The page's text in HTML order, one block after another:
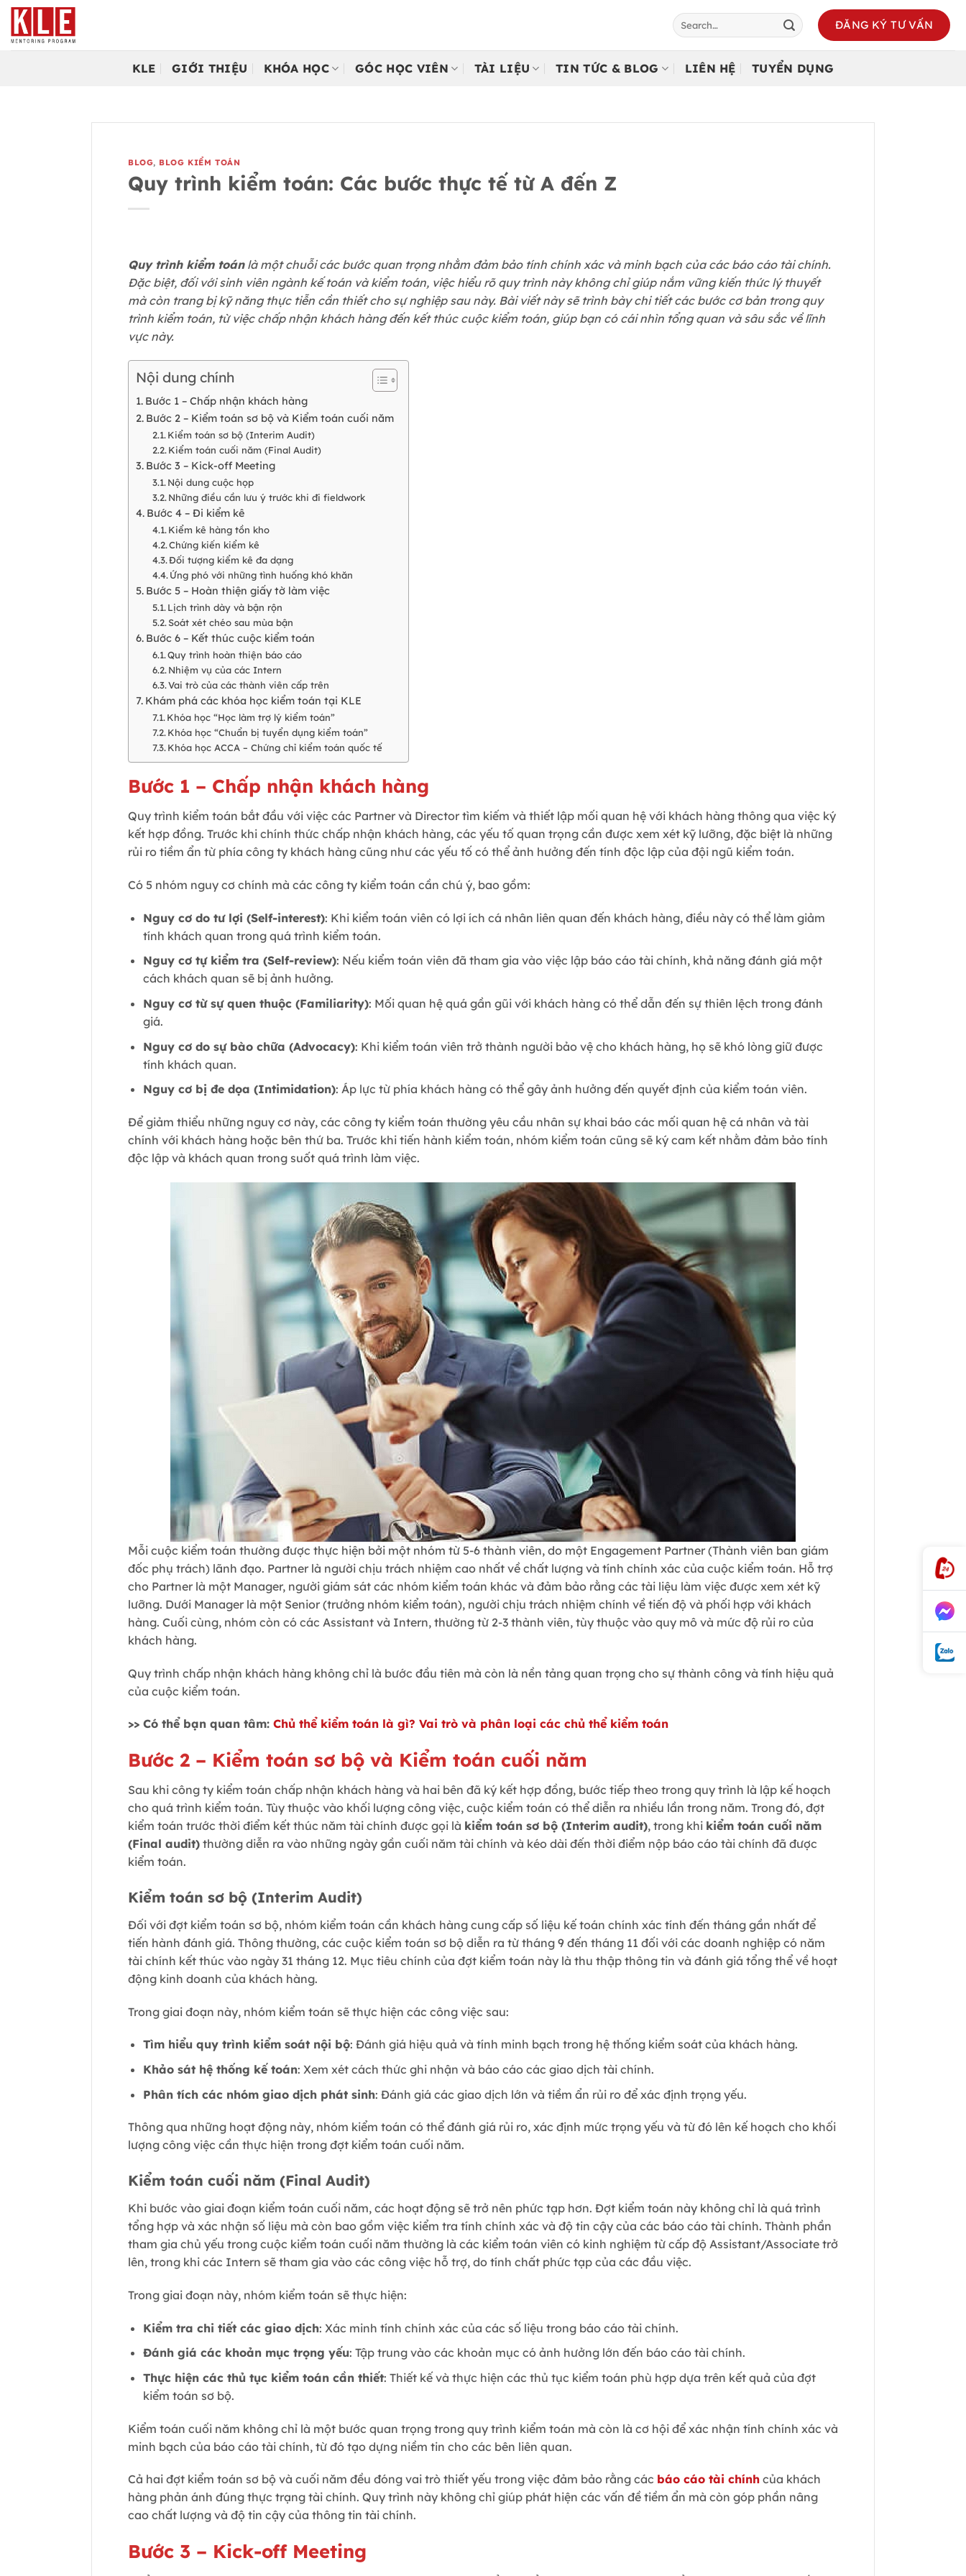
Bỏ
qua
nội
ĐĂNG KÝ TƯ VẤN
KLE GIỚI THIỆU KHÓA HỌC GÓC HỌC VIÊN TÀI LIỆU TIN TỨC & BLOG LIÊN HỆ TUYỂN DỤNG
BLOG, BLOG KIỂM TOÁN
Quy trình kiểm toán: Các bước thực tế từ A đến Z
Quy trình kiểm toánlà một chuỗi các bước quan trọng nhằm đảm bảo tính chính xác và minh bạch của các báo cáo tài chính.
Đặc biệt, đối với sinh viên ngành kế toán và kiểm toán, việc hiểu rõ quy trình này không chỉ giúp nắm vững kiến thức lý thuyết
mà còn trang bị kỹ năng thực tiễn cần thiết cho sự nghiệp sau này. Bài viết này sẽ trình bày chi tiết các bước cơ bản trong quy
trình kiểm toán, từ việc chấp nhận khách hàng đến kết thúc cuộc kiểm toán, giúp bạn có cái nhìn tổng quan và sâu sắc về lĩnh
vực này.
Nội dung chính
Bước 1 – Chấp nhận khách hàng
Bước 2 – Kiểm toán sơ bộ và Kiểm toán cuối năm
Kiểm toán sơ bộ (Interim Audit)
Kiểm toán cuối năm (Final Audit)
Bước 3 – Kick-off Meeting
Nội dung cuộc họp
Những điều cần lưu ý trước khi đi fieldwork
Bước 4 – Đi kiểm kê
Kiểm kê hàng tồn kho
Chứng kiến kiểm kê
Đối tượng kiểm kê đa dạng
Ứng phó với những tình huống khó khăn
Bước 5 – Hoàn thiện giấy tờ làm việc
Lịch trình dày và bận rộn
Soát xét chéo sau mùa bận
Bước 6 – Kết thúc cuộc kiểm toán
Quy trình hoàn thiện báo cáo
Nhiệm vụ của các Intern
Vai trò của các thành viên cấp trên
Khám phá các khóa học kiểm toán tại KLE
Khóa học “Học làm trợ lý kiểm toán”
Khóa học “Chuẩn bị tuyển dụng kiểm toán”
Khóa học ACCA – Chứng chỉ kiểm toán quốc tế
Bước 1 – Chấp nhận khách hàng
Quy trình kiểm toán bắt đầu với việc các Partner và Director tìm kiếm và thiết lập mối quan hệ với khách hàng thông qua việc ký
kết hợp đồng. Trước khi chính thức chấp nhận khách hàng, các yếu tố quan trọng cần được xem xét kỹ lưỡng, đặc biệt là những
rủi ro tiềm ẩn từ phía công ty khách hàng cũng như các yếu tố có thể ảnh hưởng đến tính độc lập của đội ngũ kiểm toán.
Có 5 nhóm nguy cơ chính mà các công ty kiểm toán cần chú ý, bao gồm:
Nguy cơ do tư lợi (Self-interest): Khi kiểm toán viên có lợi ích cá nhân liên quan đến khách hàng, điều này có thể làm giảm
tính khách quan trong quá trình kiểm toán.
Nguy cơ tự kiểm tra (Self-review): Nếu kiểm toán viên đã tham gia vào việc lập báo cáo tài chính, khả năng đánh giá một
cách khách quan sẽ bị ảnh hưởng.
Nguy cơ từ sự quen thuộc (Familiarity): Mối quan hệ quá gần gũi với khách hàng có thể dẫn đến sự thiên lệch trong đánh
giá.
Nguy cơ do sự bào chữa (Advocacy): Khi kiểm toán viên trở thành người bảo vệ cho khách hàng, họ sẽ khó lòng giữ được
tính khách quan.
Nguy cơ bị đe dọa (Intimidation): Áp lực từ phía khách hàng có thể gây ảnh hưởng đến quyết định của kiểm toán viên.
Để giảm thiểu những nguy cơ này, các công ty kiểm toán thường yêu cầu nhân sự khai báo các mối quan hệ cá nhân và tài
chính với khách hàng hoặc bên thứ ba. Trước khi tiến hành kiểm toán, nhóm kiểm toán cũng sẽ ký cam kết nhằm đảm bảo tính
độc lập và khách quan trong suốt quá trình làm việc.
Mỗi cuộc kiểm toán thường được thực hiện bởi một nhóm từ 5-6 thành viên, do một Engagement Partner (Thành viên ban giám
đốc phụ trách) lãnh đạo. Partner là người chịu trách nhiệm cao nhất về chất lượng và tính chính xác của cuộc kiểm toán. Hỗ trợ
cho Partner là một Manager, người giám sát các nhóm kiểm toán khác và đảm bảo rằng các tài liệu làm việc được xem xét kỹ
lưỡng. Dưới Manager là một Senior (trưởng nhóm kiểm toán), người chịu trách nhiệm chính về tiến độ và phối hợp với khách
hàng. Cuối cùng, nhóm còn có các Assistant và Intern, thường từ 2-3 thành viên, tùy thuộc vào quy mô và mức độ rủi ro của
khách hàng.
Quy trình chấp nhận khách hàng không chỉ là bước đầu tiên mà còn là nền tảng quan trọng cho sự thành công và tính hiệu quả
của cuộc kiểm toán.
>> Có thể bạn quan tâm: Chủ thể kiểm toán là gì? Vai trò và phân loại các chủ thể kiểm toán
Bước 2 – Kiểm toán sơ bộ và Kiểm toán cuối năm
Sau khi công ty kiểm toán chấp nhận khách hàng và hai bên đã ký kết hợp đồng, bước tiếp theo trong quy trình là lập kế hoạch
cho quá trình kiểm toán. Tùy thuộc vào khối lượng công việc, cuộc kiểm toán có thể diễn ra nhiều lần trong năm. Trong đó, đợt
kiểm toán trước thời điểm kết thúc năm tài chính được gọi là kiểm toán sơ bộ (Interim audit), trong khi kiểm toán cuối năm
(Final audit) thường diễn ra vào những ngày gần cuối năm tài chính và kéo dài đến thời điểm nộp báo cáo tài chính đã được
kiểm toán.
Kiểm toán sơ bộ (Interim Audit)
Đối với đợt kiểm toán sơ bộ, nhóm kiểm toán cần khách hàng cung cấp số liệu kế toán chính xác tính đến tháng gần nhất để
tiến hành đánh giá. Thông thường, các cuộc kiểm toán sơ bộ diễn ra từ tháng 9 đến tháng 11 đối với các doanh nghiệp có năm
tài chính kết thúc vào ngày 31 tháng 12. Mục tiêu chính của đợt kiểm toán này là thu thập thông tin và đánh giá tổng thể về hoạt
động kinh doanh của khách hàng.
Trong giai đoạn này, nhóm kiểm toán sẽ thực hiện các công việc sau:
Tìm hiểu quy trình kiểm soát nội bộ: Đánh giá hiệu quả và tính minh bạch trong hệ thống kiểm soát của khách hàng.
Khảo sát hệ thống kế toán: Xem xét cách thức ghi nhận và báo cáo các giao dịch tài chính.
Phân tích các nhóm giao dịch phát sinh: Đánh giá các giao dịch lớn và tiềm ẩn rủi ro để xác định trọng yếu.
Thông qua những hoạt động này, nhóm kiểm toán có thể đánh giá rủi ro, xác định mức trọng yếu và từ đó lên kế hoạch cho khối
lượng công việc cần thực hiện trong đợt kiểm toán cuối năm.
Kiểm toán cuối năm (Final Audit)
Khi bước vào giai đoạn kiểm toán cuối năm, các hoạt động sẽ trở nên phức tạp hơn. Đợt kiểm toán này không chỉ là quá trình
tổng hợp và xác nhận số liệu mà còn bao gồm việc kiểm tra tính chính xác và độ tin cậy của các báo cáo tài chính. Thành phần
tham gia chủ yếu trong cuộc kiểm toán cuối năm thường là các kiểm toán viên có kinh nghiệm từ cấp độ Assistant/Associate trở
lên, trong khi các Intern sẽ tham gia vào các công việc hỗ trợ, do tính chất phức tạp của các đầu việc.
Trong giai đoạn này, nhóm kiểm toán sẽ thực hiện:
Kiểm tra chi tiết các giao dịch: Xác minh tính chính xác của các số liệu trong báo cáo tài chính.
Đánh giá các khoản mục trọng yếu: Tập trung vào các khoản mục có ảnh hưởng lớn đến báo cáo tài chính.
Thực hiện các thủ tục kiểm toán cần thiết: Thiết kế và thực hiện các thủ tục kiểm toán phù hợp dựa trên kết quả của đợt
kiểm toán sơ bộ.
Kiểm toán cuối năm không chỉ là một bước quan trọng trong quy trình kiểm toán mà còn là cơ hội để xác nhận tính chính xác và
minh bạch của báo cáo tài chính, từ đó tạo dựng niềm tin cho các bên liên quan.
Cả hai đợt kiểm toán sơ bộ và cuối năm đều đóng vai trò thiết yếu trong việc đảm bảo rằng các báo cáo tài chính của khách
hàng phản ánh đúng thực trạng tài chính. Quy trình này không chỉ giúp phát hiện các vấn đề tiềm ẩn mà còn góp phần nâng
cao chất lượng và độ tin cậy của thông tin tài chính.
Bước 3 – Kick-off Meeting